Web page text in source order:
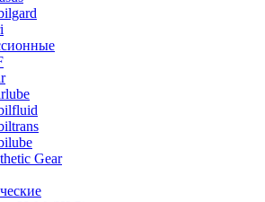
Gear